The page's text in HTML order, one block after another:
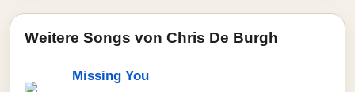
Weitere Songs von Chris De Burgh
Missing You